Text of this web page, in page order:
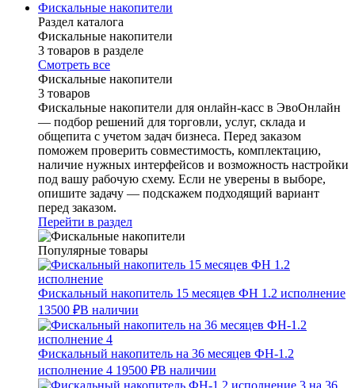
Фискальные накопители
Раздел каталога
Фискальные накопители
3 товаров в разделе
Смотреть все
Фискальные накопители
3 товаров
Фискальные накопители для онлайн-касс в ЭвоОнлайн
— подбор решений для торговли, услуг, склада и
общепита с учетом задач бизнеса. Перед заказом
поможем проверить совместимость, комплектацию,
наличие нужных интерфейсов и возможность настройки
под вашу рабочую схему. Если не уверены в выборе,
опишите задачу — подскажем подходящий вариант
перед заказом.
Перейти в раздел
Популярные товары
Фискальный накопитель 15 месяцев ФН 1.2 исполнение
13500 ₽В наличии
Фискальный накопитель на 36 месяцев ФН-1.2
исполнение 4 19500 ₽В наличии